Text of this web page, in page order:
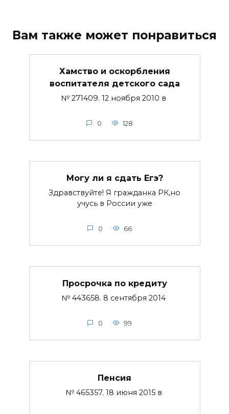
Вам также может понравиться
Хамство и оскорбления
воспитателя детского сада
№ 271409. 12 ноября 2010 в
0 128
Могу ли я сдать Егэ?
Здравствуйте! Я гражданка РК,но
учусь в России уже
0 66
Просрочка по кредиту
№ 443658. 8 сентября 2014
0 99
Пенсия
№ 465357. 18 июня 2015 в